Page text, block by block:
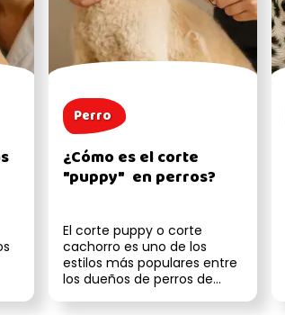
Perro
¿Cómo es el corte
"puppy" en perros?
El corte puppy o corte
cachorro es uno de los
estilos más populares entre
los dueños de perros de